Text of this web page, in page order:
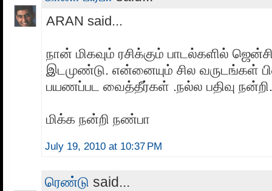
ARAN said...
நான் மிகவும் ரசிக்கும் பாடல்களில்
இடமுண்டு. என்னையும் சில வருடங்கள்
பயணப்பட வைத்தீர்கள் .நல்ல பதிவு
மிக்க நன்றி நண்பா
July 19, 2010 at 10:37 PM
ரெண்டு said...